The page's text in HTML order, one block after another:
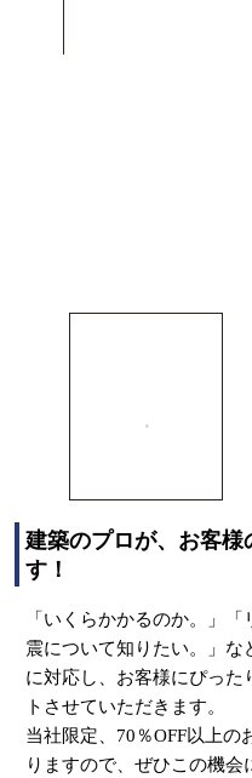
建築のプロが、お客様
す！
「いくらかかるのか。」
震について知りたい。」な
に対応し、お客様にぴった
トさせていただきます。
当社限定、70％OFF以上の
りますので、ぜひこの機会